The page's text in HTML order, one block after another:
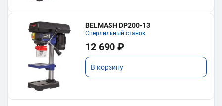
BELMASH DP200-13
Сверлильный станок
12 690 ₽
В корзину